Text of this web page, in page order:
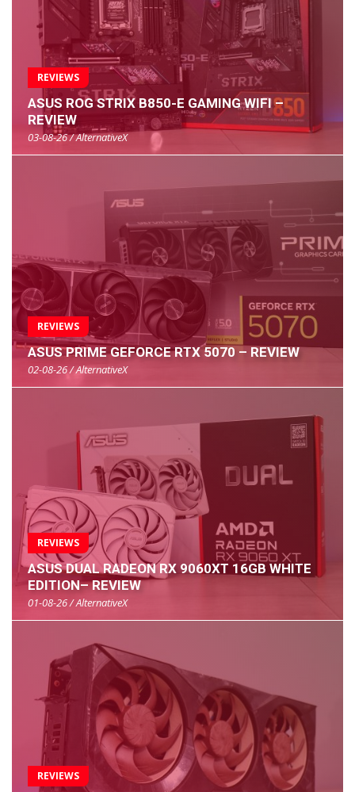
REVIEWS
ASUS ROG STRIX B850-E GAMING WIFI –
REVIEW
03-08-26 / AlternativeX
REVIEWS
ASUS PRIME GEFORCE RTX 5070 – REVIEW
02-08-26 / AlternativeX
REVIEWS
ASUS DUAL RADEON RX 9060XT 16GB WHITE
EDITION– REVIEW
01-08-26 / AlternativeX
REVIEWS